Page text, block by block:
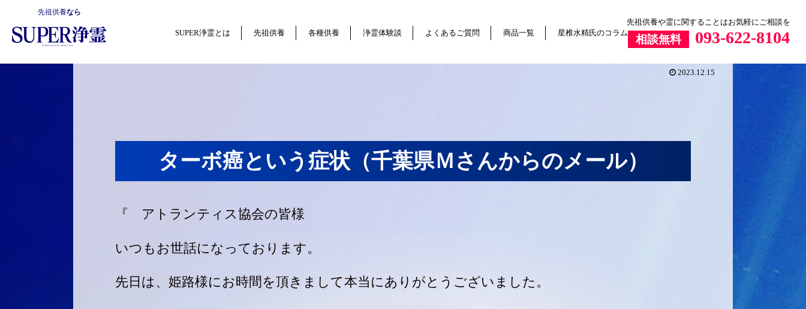
先祖供養なら
SUPER浄霊とは 先祖供養 各種供養 浄霊体験談 よくあるご質問 商品一覧 星椎水精氏のコラム
先祖供養や霊に関することはお気軽にご相談を
相談無料 093-622-8104
2023.12.15
ターボ癌という症状（千葉県Ｍさんからのメール）
『 アトランティス協会の皆様
いつもお世話になっております。
先日は、姫路様にお時間を頂きまして本当にありがとうございました。